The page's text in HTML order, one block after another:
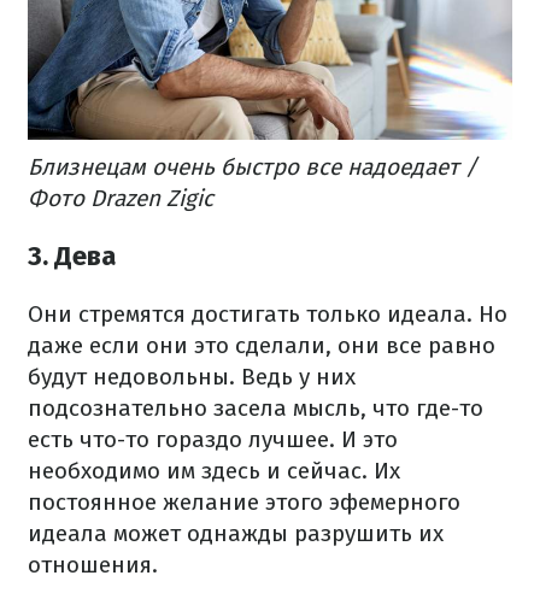
Близнецам очень быстро все надоедает /
Фото Drazen Zigic
3. Дева
Они стремятся достигать только идеала. Но
даже если они это сделали, они все равно
будут недовольны. Ведь у них
подсознательно засела мысль, что где-то
есть что-то гораздо лучшее. И это
необходимо им здесь и сейчас. Их
постоянное желание этого эфемерного
идеала может однажды разрушить их
отношения.